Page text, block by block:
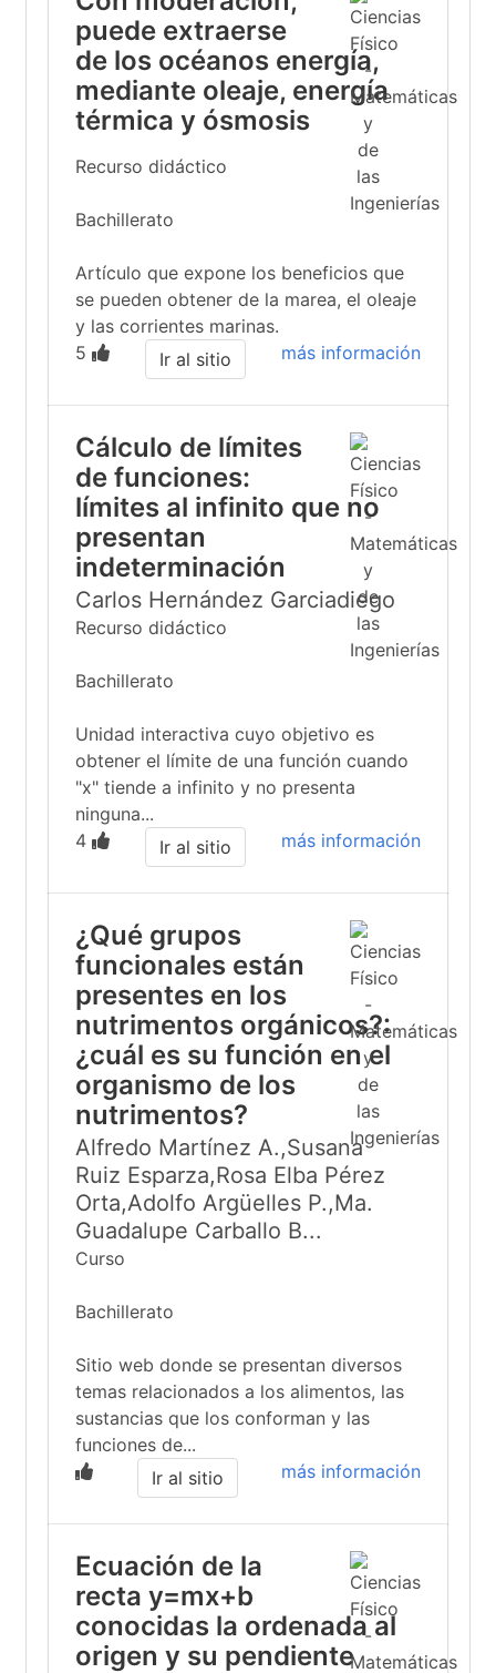
puede extraerse
de los océanos energía,
mediante oleaje, energía
térmica y ósmosis
Recurso didáctico
Bachillerato
Artículo que expone los beneficios que
se pueden obtener de la marea, el oleaje
y las corrientes marinas.
5
más información
Ir al sitio
Cálculo de límites
de funciones:
límites al infinito que no
presentan
indeterminación
Carlos Hernández Garciadiego
Recurso didáctico
Bachillerato
Unidad interactiva cuyo objetivo es
obtener el límite de una función cuando
"x" tiende a infinito y no presenta
ninguna...
4
más información
Ir al sitio
¿Qué grupos
funcionales están
presentes en los
nutrimentos orgánicos?:
¿cuál es su función en el
organismo de los
nutrimentos?
Alfredo Martínez A.,Susana
Ruiz Esparza,Rosa Elba Pérez
Orta,Adolfo Argüelles P.,Ma.
Guadalupe Carballo B...
Curso
Bachillerato
Sitio web donde se presentan diversos
temas relacionados a los alimentos, las
sustancias que los conforman y las
funciones de...
más información
Ir al sitio
Ecuación de la
recta y=mx+b
conocidas la ordenada al
origen y su pendiente